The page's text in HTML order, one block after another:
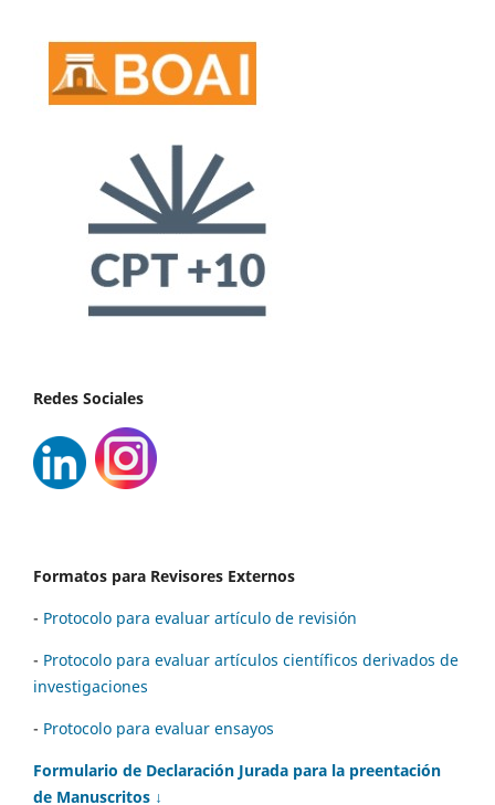
Redes Sociales
Formatos para Revisores Externos
- Protocolo para evaluar artículo de revisión
- Protocolo para evaluar artículos científicos derivados de
investigaciones
- Protocolo para evaluar ensayos
Formulario de Declaración Jurada para la preentación
de Manuscritos ↓